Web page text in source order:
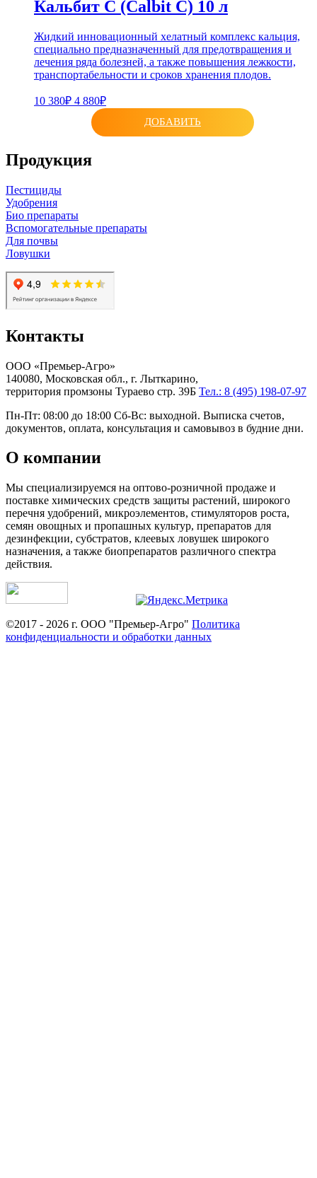
Кальбит С (Calbit C) 10 л
Жидкий инновационный хелатный комплекс кальция,
специально предназначенный для предотвращения и
лечения ряда болезней, а также повышения лежкости,
транспортабельности и сроков хранения плодов.
10 380₽ 4 880₽
ДОБАВИТЬ
Продукция
Пестициды
Удобрения
Био препараты
Вспомогательные препараты
Для почвы
Ловушки
Контакты
ООО «Премьер-Агро»
140080, Московская обл., г. Лыткарино,
территория промзоны Тураево стр. 39Б Тел.: 8 (495) 198-07-97
Пн-Пт: 08:00 до 18:00 Сб-Вс: выходной. Выписка счетов,
документов, оплата, консультация и самовывоз в будние дни.
О компании
Мы специализируемся на оптово-розничной продаже и
поставке химических средств защиты растений, широкого
перечня удобрений, микроэлементов, стимуляторов роста,
семян овощных и пропашных культур, препаратов для
дезинфекции, субстратов, клеевых ловушек широкого
назначения, а также биопрепаратов различного спектра
действия.
©2017 - 2026 г. ООО "Премьер-Агро" Политика
конфиденциальности и обработки данных